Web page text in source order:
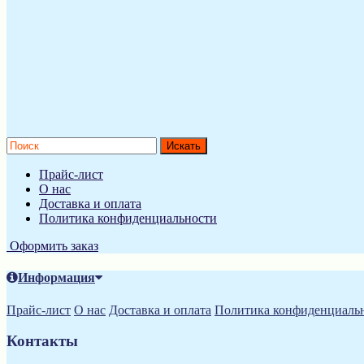
Прайс-лист
О нас
Доставка и оплата
Политика конфиденциальности
Оформить заказ
Информация
Прайс-лист О нас Доставка и оплата Политика
Контакты